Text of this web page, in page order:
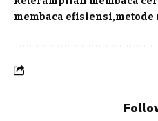
membaca efisiensi metode